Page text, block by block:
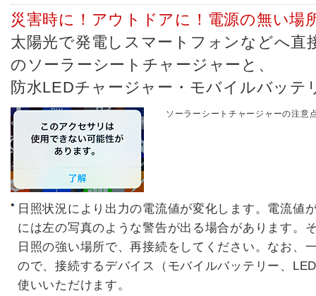
災害時に！アウトドアに！電源の無い場
太陽光で発電しスマートフォンなどへ直
のソーラーシートチャージャーと、
防水LEDチャージャー・モバイルバッテ
ソーラーシートチャージャーの注意
日照状況により出力の電流値が変化します。電流値
には左の写真のような警告が出る場合があります。
日照の強い場所で、再接続をしてください。なお、
ので、接続するデバイス（モバイルバッテリー、
使いいただけます。